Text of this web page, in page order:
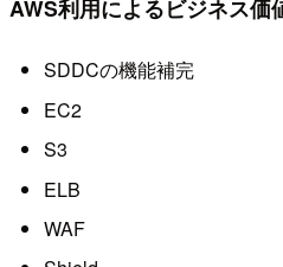
AWS利用によるビジネス価
SDDCの機能補完
EC2
S3
ELB
WAF